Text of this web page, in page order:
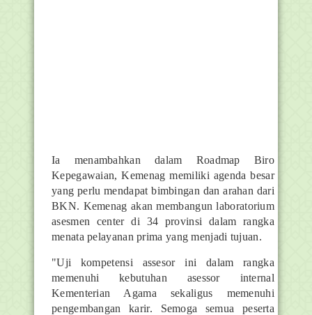
Ia menambahkan dalam Roadmap Biro
Kepegawaian, Kemenag memiliki agenda besar
yang perlu mendapat bimbingan dan arahan dari
BKN. Kemenag akan membangun laboratorium
asesmen center di 34 provinsi dalam rangka
menata pelayanan prima yang menjadi tujuan.
"Uji kompetensi assesor ini dalam rangka
memenuhi kebutuhan asessor internal
Kementerian Agama sekaligus memenuhi
pengembangan karir. Semoga semua peserta